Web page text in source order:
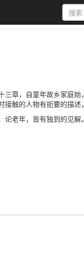
三章，自童年故乡家庭
触的人物有扼要的描述
老年，皆有独到的见